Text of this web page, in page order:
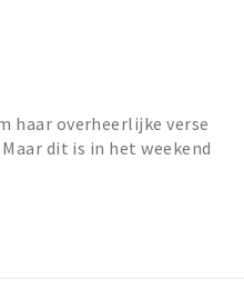
haar overheerlijke verse
dit is in het weekend